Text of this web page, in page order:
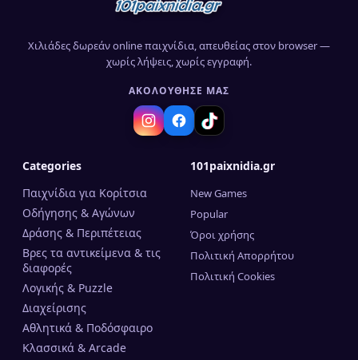
Χιλιάδες δωρεάν online παιχνίδια, απευθείας στον browser —
χωρίς λήψεις, χωρίς εγγραφή.
ΑΚΟΛΟΎΘΗΣΈ ΜΑΣ
Categories
Παιχνίδια για Κορίτσια
Οδήγησης & Αγώνων
Δράσης & Περιπέτειας
Βρες τα αντικείμενα & τις
διαφορές
Λογικής & Puzzle
Διαχείρισης
Αθλητικά & Ποδόσφαιρο
Κλασσικά & Arcade
101paixnidia.gr
New Games
Popular
Όροι χρήσης
Πολιτική Απορρήτου
Πολιτική Cookies